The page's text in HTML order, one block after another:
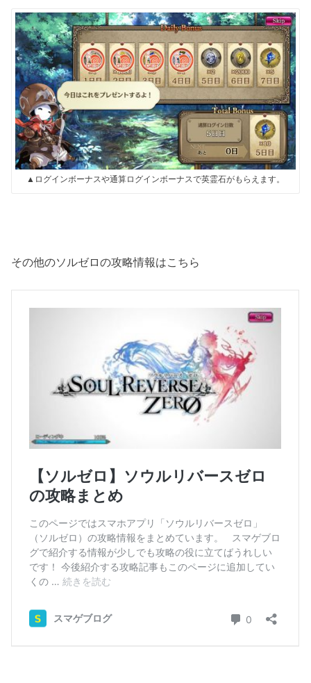
▲ログインボーナスや通算ログインボーナスで英霊石がもらえます。
その他のソルゼロの攻略情報はこちら